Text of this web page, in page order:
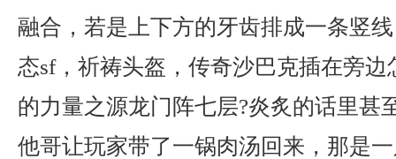
融合，若是上下方的牙齿排成一条竖
态sf，祈祷头盔，传奇沙巴克插在旁
的力量之源龙门阵七层?炎炙的话里甚
他哥让玩家带了一锅肉汤回来，那是